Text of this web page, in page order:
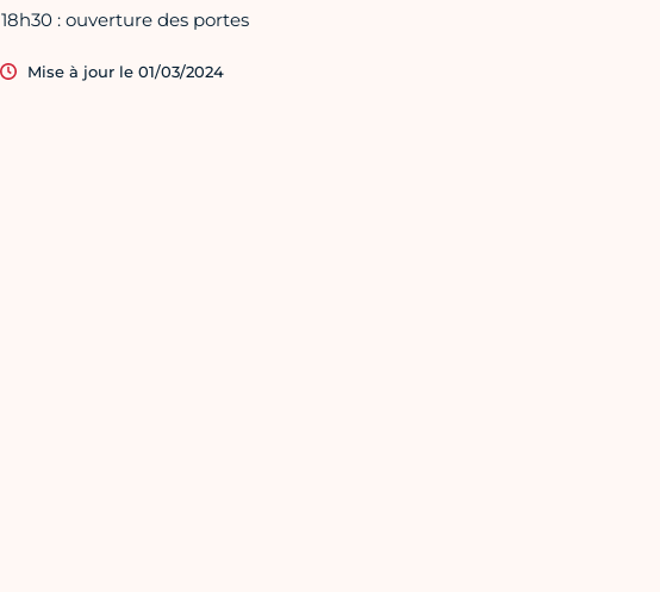
18h30 : ouverture des portes
Mise à jour le 01/03/2024